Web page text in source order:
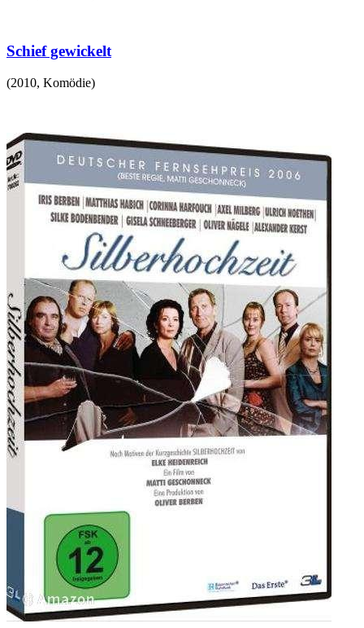
Schief gewickelt
(2010, Komödie)